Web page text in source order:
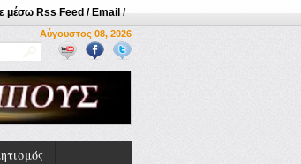
μέσω Rss Feed / Email /
Αύγουστος 08, 2026